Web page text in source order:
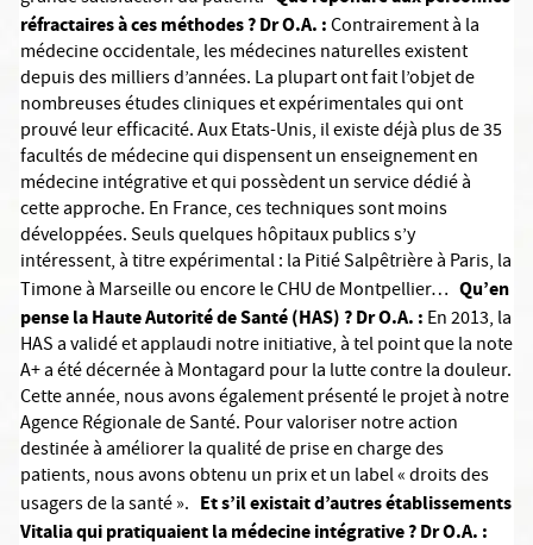
réfractaires à ces méthodes ?Dr O.A. :Contrairement à la
médecine occidentale, les médecines naturelles existent
depuis des milliers d’années. La plupart ont fait l’objet de
nombreuses études cliniques et expérimentales qui ont
prouvé leur efficacité. Aux Etats-Unis, il existe déjà plus de 35
facultés de médecine qui dispensent un enseignement en
médecine intégrative et qui possèdent un service dédié à
cette approche. En France, ces techniques sont moins
développées. Seuls quelques hôpitaux publics s’y
intéressent, à titre expérimental : la Pitié Salpêtrière à Paris, la
Timone à Marseille ou encore le CHU de Montpellier… Qu’en
pense la Haute Autorité de Santé (HAS) ?Dr O.A. : En 2013, la
HAS a validé et applaudi notre initiative, à tel point que la note
A+ a été décernée à Montagard pour la lutte contre la douleur.
Cette année, nous avons également présenté le projet à notre
Agence Régionale de Santé. Pour valoriser notre action
destinée à améliorer la qualité de prise en charge des
patients, nous avons obtenu un prix et un label « droits des
usagers de la santé ». Et s’il existait d’autres établissements
Vitalia qui pratiquaient la médecine intégrative ?Dr O.A. :